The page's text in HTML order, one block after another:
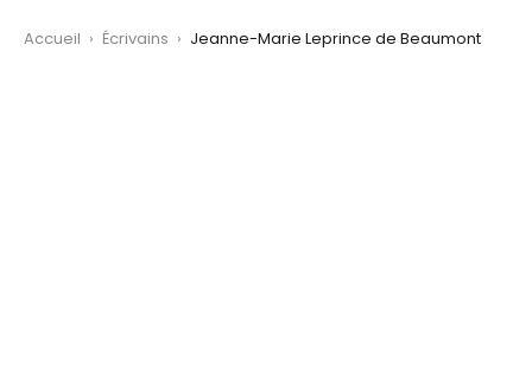
Accueil › Écrivains › Jeanne-Marie Leprince de Beaumont